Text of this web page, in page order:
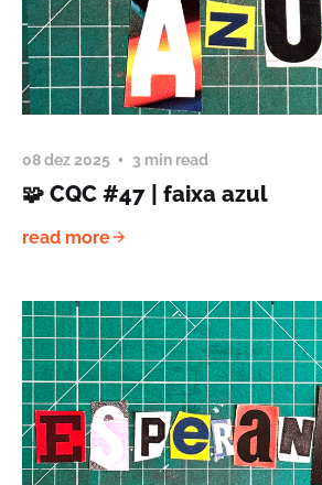
08 dez 2025 3 min read
🧩 CQC #47 | faixa azul
read more